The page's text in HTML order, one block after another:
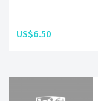
US$6.50